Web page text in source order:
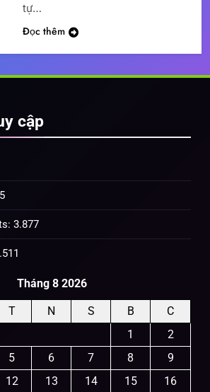
tự…
Đọc thêm
cập
3.877
Tháng 8 2026
T N S B
C
1
2
5 6 7 8
9
12 13 14 15 16